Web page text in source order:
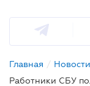
Главная / Новости